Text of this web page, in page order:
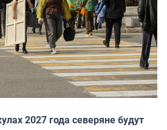
2027 года северяне будут